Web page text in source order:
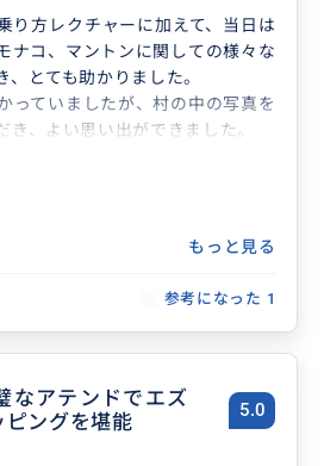
り方レクチャーに加えて、当日は
ナコ、マントンに関しての様々な
、とても助かりました。
っていましたが、村の中の写真を
き、よい思い出ができました。
もっと見る
参考になった 1
なアテンドでエズ
ングを堪能
5.0